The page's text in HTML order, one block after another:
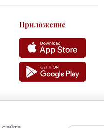
Приложение